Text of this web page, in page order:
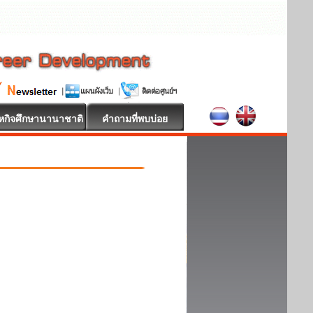
กิจศึกษานานาชาติ คำถามที่พบบ่อย